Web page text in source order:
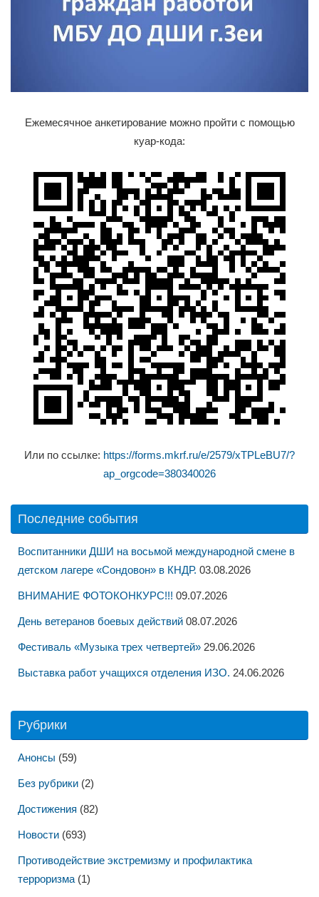
Ежемесячное анкетирование можно пройти с помощью
куар-кода:
Или по ссылке: https://forms.mkrf.ru/e/2579/xTPLeBU7/?
ap_orgcode=380340026
Последние события
Воспитанники ДШИ на восьмой международной смене в
детском лагере «Сондовон» в КНДР. 03.08.2026
ВНИМАНИЕ ФОТОКОНКУРС!!! 09.07.2026
День ветеранов боевых действий 08.07.2026
Фестиваль «Музыка трех четвертей» 29.06.2026
Выставка работ учащихся отделения ИЗО. 24.06.2026
Рубрики
Анонсы (59)
Без рубрики (2)
Достижения (82)
Новости (693)
Противодействие экстремизму и профилактика
терроризма (1)